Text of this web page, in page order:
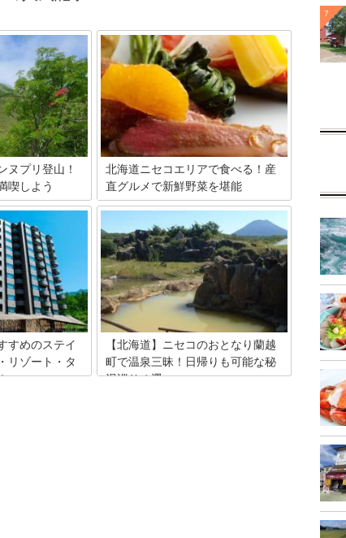
ヌプリ登山！
喫しよう
の上級者から初
物や鳥などの自
ペースでトレッ
間と休日のアク
だり、本格的な
ングにしたり。
してさっぱりで
離れつつも親しみ
ょう。
北海道ニセコエリアで食べる！産
直グルメで新鮮野菜を堪能
アイヌ語で「切り立った崖」という意味
を持つ北海道のニセコ町。野菜がとびき
りおいしいニセコエリアのお食事処をご
紹介！
すめのステイ
リゾート・タ
【北海道】ニセコのおとなり蘭越
町で温泉三昧！日帰りも可能な秘
湯巡り４選
7